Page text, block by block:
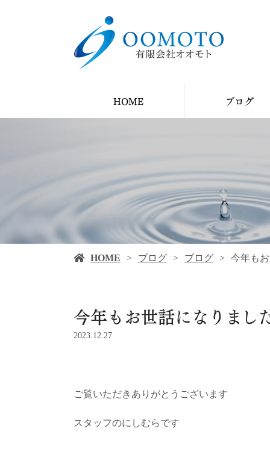
HOME ブログ
HOME ブログ ブログ 今年も
今年もお世話になりまし
2023.12.27
ご覧いただきありがとうございます
スタッフのにしむらです